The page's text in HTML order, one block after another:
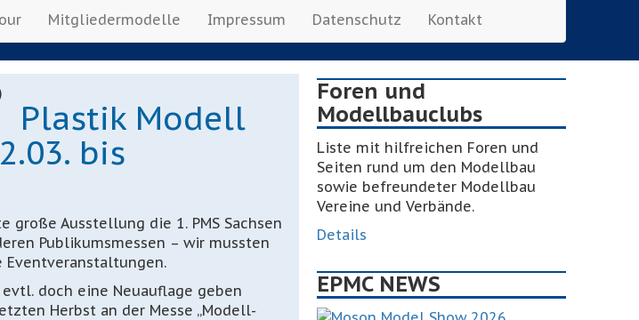
Mitgliedermodelle Impressum Datenschutz Kontakt
Plastik Modell
bis
Ausstellung die 1. PMS Sachsen
Publikumsmessen – wir mussten
Eventveranstaltungen.
doch eine Neuauflage geben
Herbst an der Messe „Modell-
Foren und
Modellbauclubs
Liste mit hilfreichen Foren und
Seiten rund um den Modellbau
sowie befreundeter Modellbau
Vereine und Verbände.
Details
EPMC NEWS